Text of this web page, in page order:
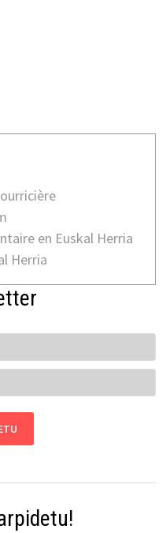
en Euskal Herria
Herria